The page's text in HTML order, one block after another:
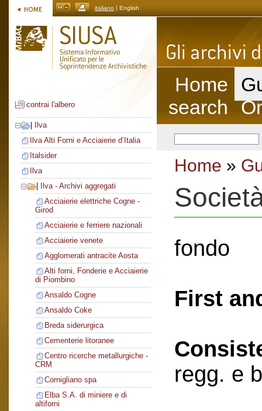
italiano | English
contrai l'albero
Ilva
Ilva Alti Forni e Acciaierie d’Italia
Italsider
Ilva
Ilva - Archivi aggregati
Acciaierie elettriche Cogne -
Girod
Acciaierie e ferriere nazionali
Acciaierie venete
Agglomerati antracite Aosta
Alti forni, Fonderie e Acciaierie
di Piombino
Ansaldo Cogne
Ansaldo Coke
Breda siderurgica
Cementerie litoranee
Centro ricerche metallurgiche -
CRM
Cornigliano spa
Elba S.A. di miniere e di
altiforni
Home
search
Home »
fondo
First
regg. e